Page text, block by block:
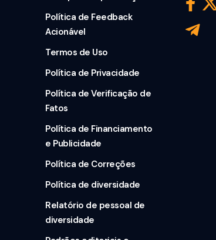
Política de Feedback
Acionável
Termos de Uso
Política de Privacidade
Política de Verificação de
Fatos
Política de Financiamento
e Publicidade
Política de Correções
Política de diversidade
Relatório de pessoal de
diversidade